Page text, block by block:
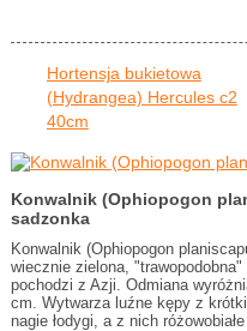
Hortensja bukietowa
(Hydrangea) Hercules c2
40cm
Konwalnik (Ophiopogon
sadzonka
Konwalnik (Ophiopogon
wiecznie zielona,
pochodzi z Azji. Odmiana
cm. Wytwarza luźne kępy z
nagie łodygi, a z nich